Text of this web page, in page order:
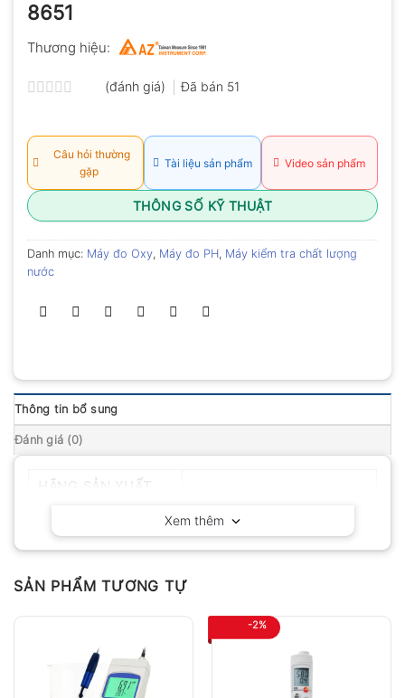
8651
Thương hiệu:
hạng
5
sao
(đánh giá) Đã bán 51
Câu hỏi thường
gặp
Tài liệu sản phẩm Video sản phẩm
THÔNG SỐ KỸ THUẬT
Danh mục: Máy đo Oxy, Máy đo PH, Máy kiểm tra chất lượng
nước
Thông tin bổ sung
Đánh giá (0)
Xem thêm
SẢN PHẨM TƯƠNG TỰ
-2%